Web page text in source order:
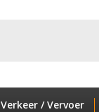
Verkeer / Vervoer